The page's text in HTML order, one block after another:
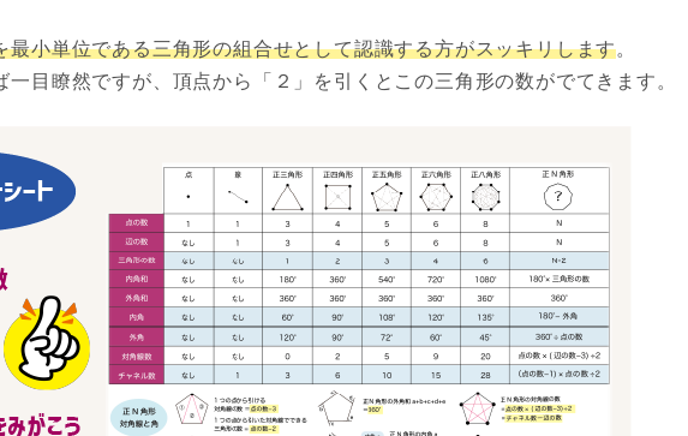
最小単位である三角形の組合せとして認識する方がスッキリします。
一目瞭然ですが、頂点から「２」を引くとこの三角形の数がでてきます。